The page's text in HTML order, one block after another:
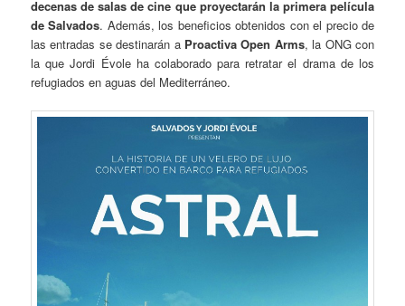
decenas de salas de cine que proyectarán la primera película
de Salvados. Además, los beneficios obtenidos con el precio de
las entradas se destinarán a Proactiva Open Arms, la ONG con
la que Jordi Évole ha colaborado para retratar el drama de los
refugiados en aguas del Mediterráneo.